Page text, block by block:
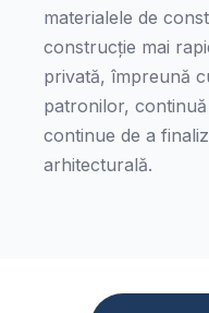
materialele de
construcție mai
privată, împreună
patronilor,
continue de a
arhitecturală.